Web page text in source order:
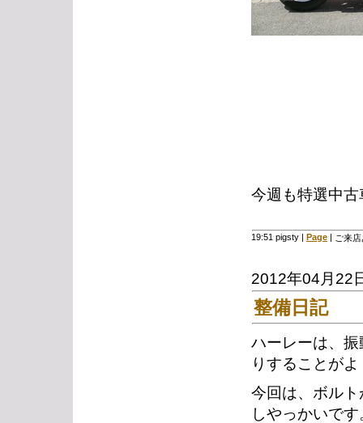
今週も特選中
19:51 pigsty | Page | ご来
2012年04月22
整備日記
ハーレーは、
りすることが
今回は、ボル
しやっかいです